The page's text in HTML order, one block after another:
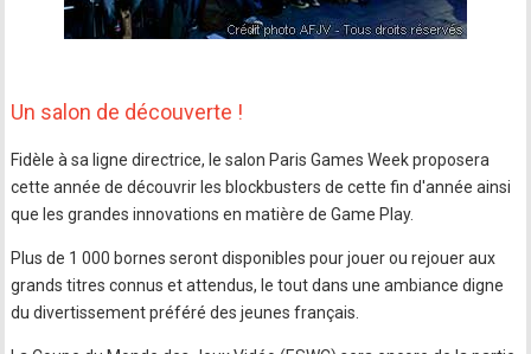
Un salon de découverte !
Fidèle à sa ligne directrice, le salon Paris Games Week proposera
cette année de découvrir les blockbusters de cette fin d'année ainsi
que les grandes innovations en matière de Game Play.
Plus de 1 000 bornes seront disponibles pour jouer ou rejouer aux
grands titres connus et attendus, le tout dans une ambiance digne
du divertissement préféré des jeunes français.